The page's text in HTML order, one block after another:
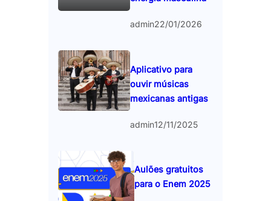
admin22/01/2026
Aplicativo para
ouvir músicas
mexicanas antigas
admin12/11/2025
Aulões gratuitos
para o Enem 2025